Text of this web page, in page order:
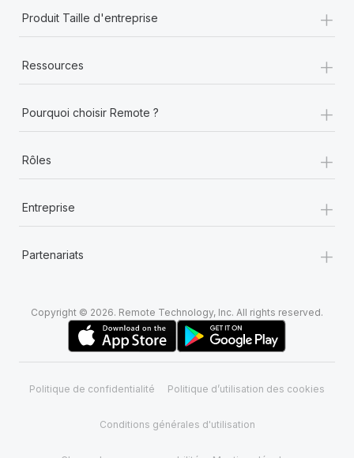
Produit Taille d'entreprise +
Ressources +
Pourquoi choisir Remote ? +
Rôles +
Entreprise +
Partenariats +
Copyright © 2026. Remote Technology, Inc. All rights reserved.
Politique de confidentialité Politique d’utilisation des cookies
Conditions générales d'utilisation